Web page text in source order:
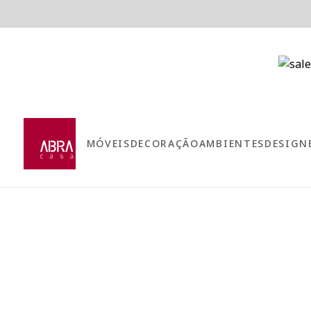
MÓVEISDECORAÇÃOAMBIENTES